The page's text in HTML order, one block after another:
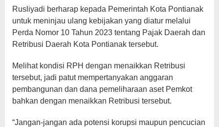
Rusliyadi berharap kepada Pemerintah Kota Pontianak
untuk meninjau ulang kebijakan yang diatur melalui
Perda Nomor 10 Tahun 2023 tentang Pajak Daerah dan
Retribusi Daerah Kota Pontianak tersebut.
Melihat kondisi RPH dengan menaikkan Retribusi
tersebut, jadi patut mempertanyakan anggaran
pembangunan dan dana pemeliharaan aset Pemkot
bahkan dengan menaikkan Retribusi tersebut.
“Jangan-jangan ada potensi korupsi maupun pencucian